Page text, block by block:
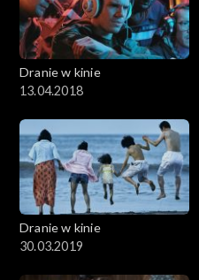
Dranie w kinie
13.04.2018
Dranie w kinie
30.03.2019